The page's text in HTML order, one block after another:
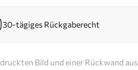
30-tägiges Rückgaberecht
Bild und einer Rückwand aus